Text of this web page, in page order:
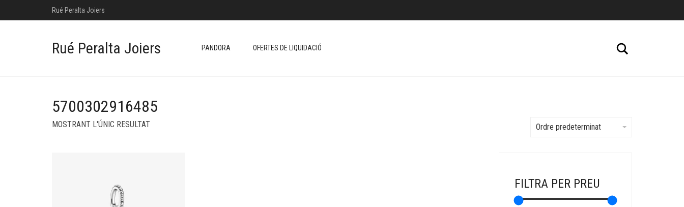
Rué Peralta Joiers
Rué Peralta Joiers PANDORA OFERTES DE LIQUIDACIÓ
5700302916485
MOSTRANT L'ÚNIC RESULTAT Ordre predeterminat
FILTRA PER PREU